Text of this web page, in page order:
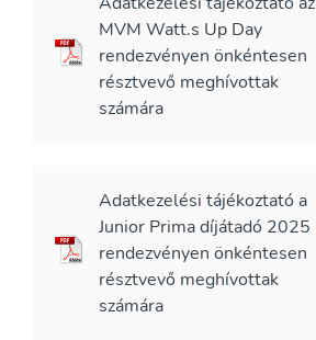
MVM Watt.s Up Day
rendezvényen önkéntesen
résztvevő meghívottak
számára
Adatkezelési tájékoztató a
Junior Prima díjátadó 2025
rendezvényen önkéntesen
résztvevő meghívottak
számára